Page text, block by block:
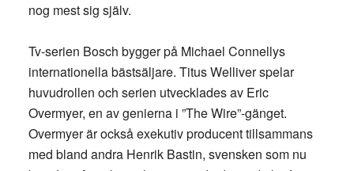
nog mest sig själv.
Tv-serien Bosch bygger på Michael Connellys
internationella bästsäljare. Titus Welliver spelar
huvudrollen och serien utvecklades av Eric
Overmyer, en av genierna i ”The Wire”-gänget.
Overmyer är också exekutiv producent tillsammans
med bland andra Henrik Bastin, svensken som nu